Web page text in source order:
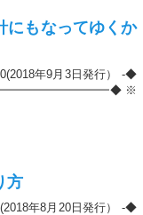
にもなってゆくか
年9月3日発行） -◆
※
方
年8月20日発行） -◆